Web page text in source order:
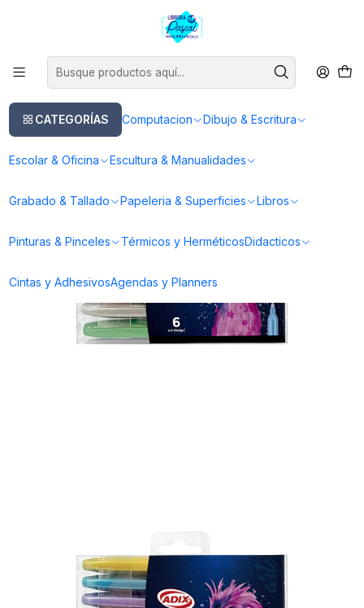
CATEGORÍAS Computacion Dibujo & Escritura
Escolar & Oficina Escultura & Manualidades
Grabado & Tallado Papeleria & Superficies Libros
Pinturas & Pinceles Térmicos y HerméticosDidacticos
Cintas y AdhesivosAgendas y Planners
Este es el texto del slide
Marcadores Metálicos Punta Fina